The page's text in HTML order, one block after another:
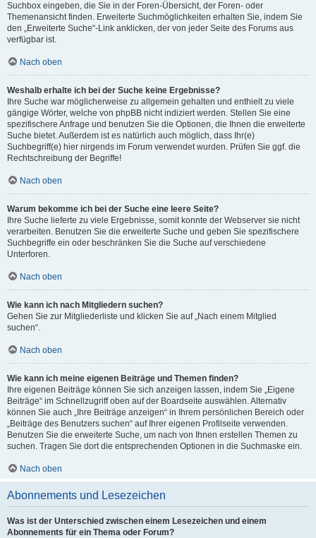
Suchbox eingeben, die Sie in der Foren-Übersicht, der Foren- oder
Themenansicht finden. Erweiterte Suchmöglichkeiten erhalten Sie, indem Sie
den „Erweiterte Suche“-Link anklicken, der von jeder Seite des Forums aus
verfügbar ist.
Nach oben
Weshalb erhalte ich bei der Suche keine Ergebnisse?
Ihre Suche war möglicherweise zu allgemein gehalten und enthielt zu viele
gängige Wörter, welche von phpBB nicht indiziert werden. Stellen Sie eine
spezifischere Anfrage und benutzen Sie die Optionen, die Ihnen die erweiterte
Suche bietet. Außerdem ist es natürlich auch möglich, dass Ihr(e)
Suchbegriff(e) hier nirgends im Forum verwendet wurden. Prüfen Sie ggf. die
Rechtschreibung der Begriffe!
Nach oben
Warum bekomme ich bei der Suche eine leere Seite?
Ihre Suche lieferte zu viele Ergebnisse, somit konnte der Webserver sie nicht
verarbeiten. Benutzen Sie die erweiterte Suche und geben Sie spezifischere
Suchbegriffe ein oder beschränken Sie die Suche auf verschiedene
Unterforen.
Nach oben
Wie kann ich nach Mitgliedern suchen?
Gehen Sie zur Mitgliederliste und klicken Sie auf „Nach einem Mitglied
suchen“.
Nach oben
Wie kann ich meine eigenen Beiträge und Themen finden?
Ihre eigenen Beiträge können Sie sich anzeigen lassen, indem Sie „Eigene
Beiträge“ im Schnellzugriff oben auf der Boardseite auswählen. Alternativ
können Sie auch „Ihre Beiträge anzeigen“ in Ihrem persönlichen Bereich oder
„Beiträge des Benutzers suchen“ auf Ihrer eigenen Profilseite verwenden.
Benutzen Sie die erweiterte Suche, um nach von Ihnen erstellen Themen zu
suchen. Tragen Sie dort die entsprechenden Optionen in die Suchmaske ein.
Nach oben
Abonnements und Lesezeichen
Was ist der Unterschied zwischen einem Lesezeichen und einem
Abonnements für ein Thema oder Forum?